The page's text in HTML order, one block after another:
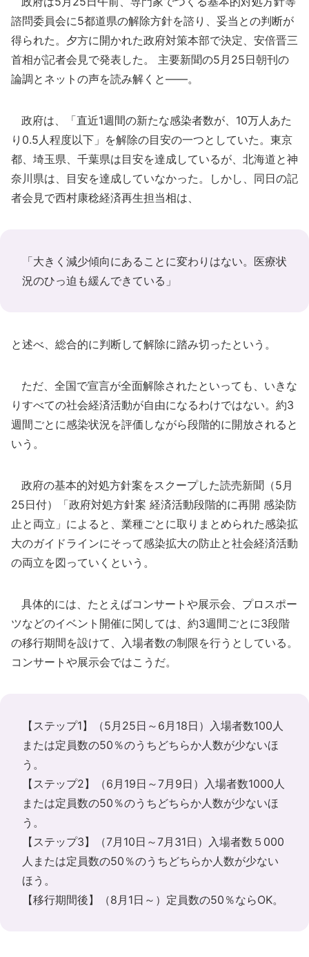
諮問委員会に5都道県の解除方針を諮り、妥当との判断が
得られた。夕方に開かれた政府対策本部で決定、安倍晋三
首相が記者会見で発表した。 主要新聞の5月25日朝刊の
論調とネットの声を読み解くと――。
政府は、「直近1週間の新たな感染者数が、10万人あた
り0.5人程度以下」を解除の目安の一つとしていた。東京
都、埼玉県、千葉県は目安を達成しているが、北海道と神
奈川県は、目安を達成していなかった。しかし、同日の記
者会見で西村康稔経済再生担当相は、
「大きく減少傾向にあることに変わりはない。医療状
況のひっ迫も緩んできている」
と述べ、総合的に判断して解除に踏み切ったという。
ただ、全国で宣言が全面解除されたといっても、いきな
りすべての社会経済活動が自由になるわけではない。約3
週間ごとに感染状況を評価しながら段階的に開放されると
いう。
政府の基本的対処方針案をスクープした読売新聞（5月
25日付）「政府対処方針案 経済活動段階的に再開 感染防
止と両立」によると、業種ごとに取りまとめられた感染拡
大のガイドラインにそって感染拡大の防止と社会経済活動
の両立を図っていくという。
具体的には、たとえばコンサートや展示会、プロスポー
ツなどのイベント開催に関しては、約3週間ごとに3段階
の移行期間を設けて、入場者数の制限を行うとしている。
コンサートや展示会ではこうだ。
【ステップ1】（5月25日～6月18日）入場者数100人
または定員数の50％のうちどちらか人数が少ないほ
う。
【ステップ2】（6月19日～7月9日）入場者数1000人
または定員数の50％のうちどちらか人数が少ないほ
う。
【ステップ3】（7月10日～7月31日）入場者数５000
人または定員数の50％のうちどちらか人数が少ない
ほう。
【移行期間後】（8月1日～）定員数の50％ならOK。